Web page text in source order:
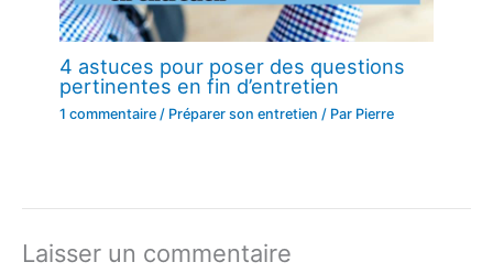
4 astuces pour poser des questions
pertinentes en fin d’entretien
1 commentaire / Préparer son entretien / Par Pierre
Laisser un commentaire